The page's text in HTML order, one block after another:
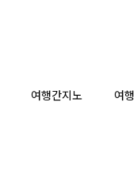
여행간지노 여